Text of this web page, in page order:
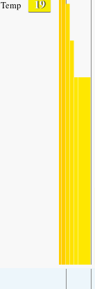
Temp 19